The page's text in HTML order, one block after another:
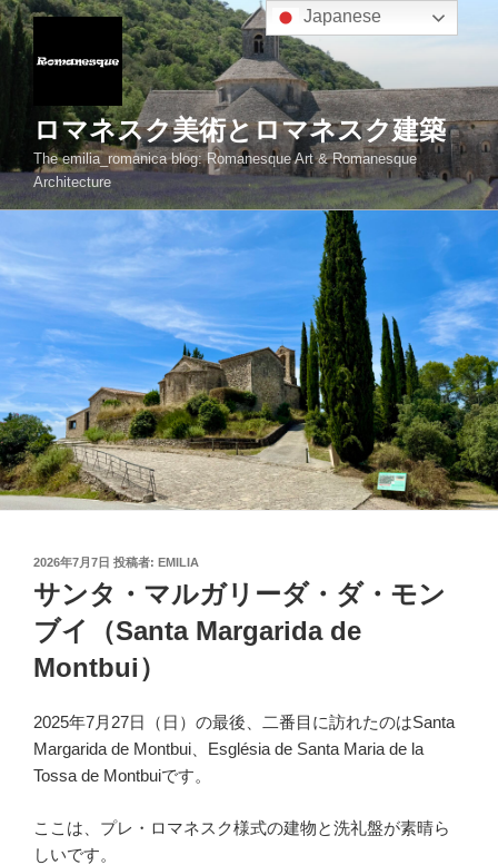
コ
ン
ス
キ
ロマネスク美術とロマネスク建築
The emilia_romanica blog: Romanesque Art & Romanesque
Architecture
投
稿
日:
2026年7月7日 投稿者: EMILIA
サンタ・マルガリーダ・ダ・モン
ブイ（Santa Margarida de
Montbui）
2025年7月27日（日）の最後、二番目に訪れたのはSanta
Margarida de Montbui、Església de Santa Maria de la
Tossa de Montbuiです。
ここは、プレ・ロマネスク様式の建物と洗礼盤が素晴ら
しいです。
Japanese